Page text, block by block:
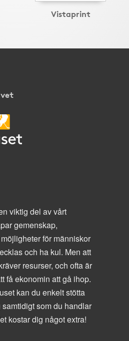
Vistaprint
viktig del av vårt
gemenskap,
för människor
och ha kul. Men att
resurser, och ofta är
få ekonomin att gå ihop.
kan du enkelt stötta
som du handlar
kostar dig något extra!